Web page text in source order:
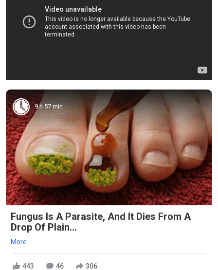
9 h 57 min
Fungus Is A Parasite, And It Dies From A
Drop Of Plain...
More
443 46 306